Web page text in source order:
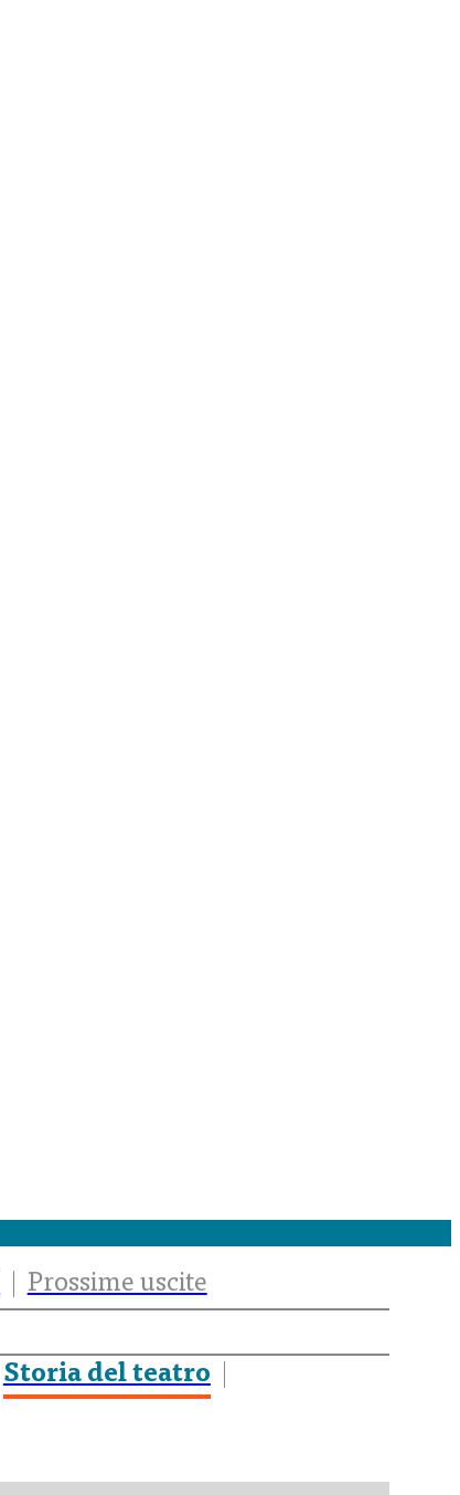
Prossime uscite
Storia del teatro